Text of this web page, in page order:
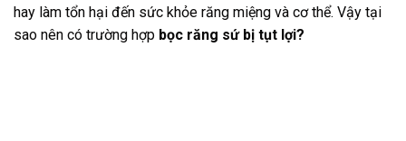
hay làm tổn hại đến sức khỏe răng miệng và cơ thể. Vậy tại
sao nên có trường hợp bọc răng sứ bị tụt lợi?